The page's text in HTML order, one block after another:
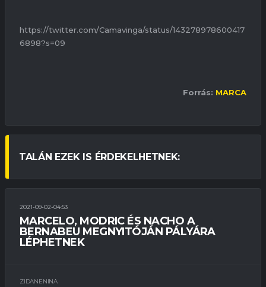
https://twitter.com/Camavinga/status/143278978600417
6898?s=09
Forrás: MARCA
TALÁN EZEK IS ÉRDEKELHETNEK:
BAJNOKSÁG
2021-09-02-04:53
MARCELO, MODRIC ÉS NACHO A
BERNABEU MEGNYITÓJÁN PÁLYÁRA
LÉPHETNEK
ZIDANENINA